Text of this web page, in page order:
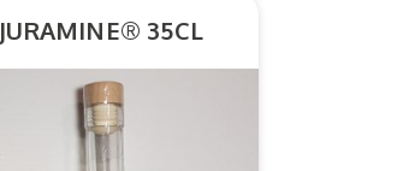
JURAMINE® 35CL